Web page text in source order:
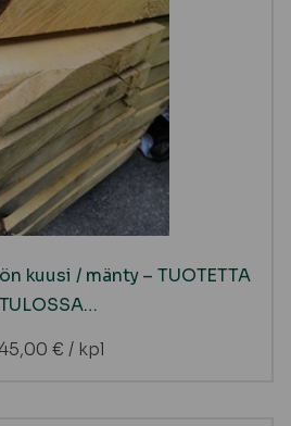
kuusi / mänty – TUOTETTA
TULOSSA…
€ / kpl